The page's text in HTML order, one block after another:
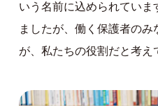
いう名前に込められていま
ましたが、働く保護者の
が、私たちの役割だと考え